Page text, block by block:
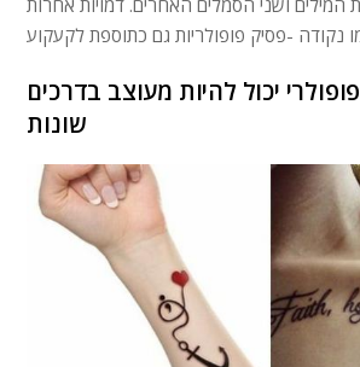
המילים ושני הסמלים האחרים. דמויות אחרות
יכול להיות מעוצב בדרכים
שונות